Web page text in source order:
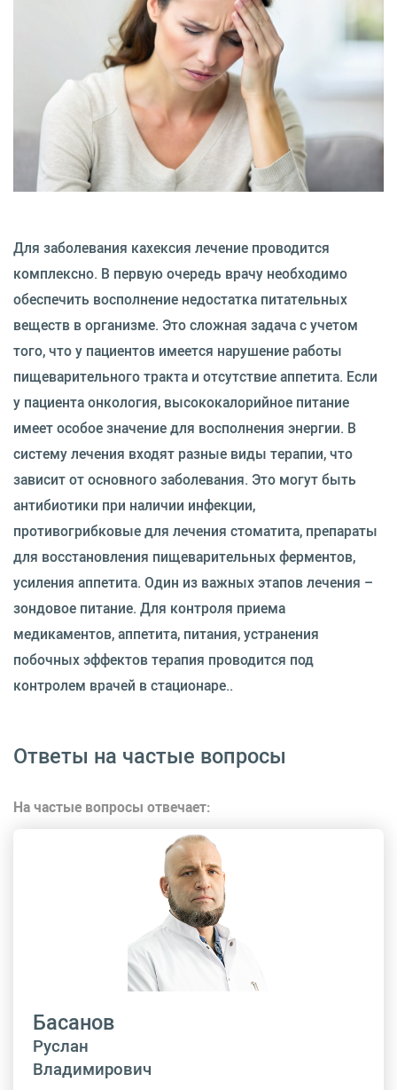
Для заболевания кахексия лечение проводится
комплексно. В первую очередь врачу необходимо
обеспечить восполнение недостатка питательных
веществ в организме. Это сложная задача с учетом
того, что у пациентов имеется нарушение работы
пищеварительного тракта и отсутствие аппетита. Если
у пациента онкология, высококалорийное питание
имеет особое значение для восполнения энергии. В
систему лечения входят разные виды терапии, что
зависит от основного заболевания. Это могут быть
антибиотики при наличии инфекции,
противогрибковые для лечения стоматита, препараты
для восстановления пищеварительных ферментов,
усиления аппетита. Один из важных этапов лечения –
зондовое питание. Для контроля приема
медикаментов, аппетита, питания, устранения
побочных эффектов терапия проводится под
контролем врачей в стационаре..
Ответы на частые вопросы
На частые вопросы отвечает:
Басанов
Руслан
Владимирович